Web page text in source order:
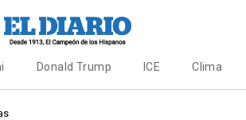
Donald Trump ICE Clima